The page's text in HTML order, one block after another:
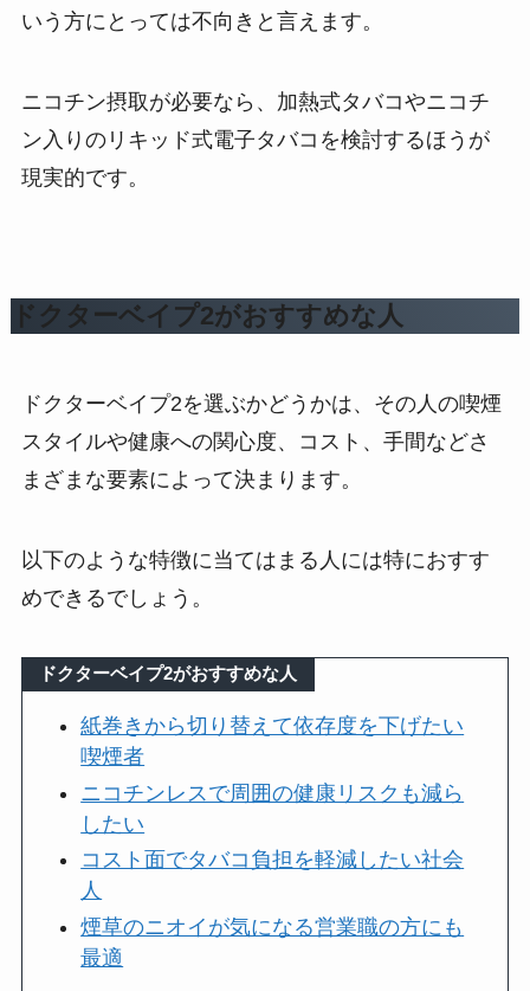
いう方にとっては不向きと言えます。
ニコチン摂取が必要なら、加熱式タバコやニコチ
ン入りのリキッド式電子タバコを検討するほうが
現実的です。
ドクターベイプ2がおすすめな人
ドクターベイプ2を選ぶかどうかは、その人の喫煙
スタイルや健康への関心度、コスト、手間などさ
まざまな要素によって決まります。
以下のような特徴に当てはまる人には特におすす
めできるでしょう。
ドクターベイプ2がおすすめな人
紙巻きから切り替えて依存度を下げたい
喫煙者
ニコチンレスで周囲の健康リスクも減ら
したい
コスト面でタバコ負担を軽減したい社会
人
煙草のニオイが気になる営業職の方にも
最適